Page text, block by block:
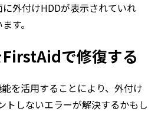
外付けHDDが表示されていれ
す。
で修復する
を活用することにより、外付け
トしないエラーが解決するかもし